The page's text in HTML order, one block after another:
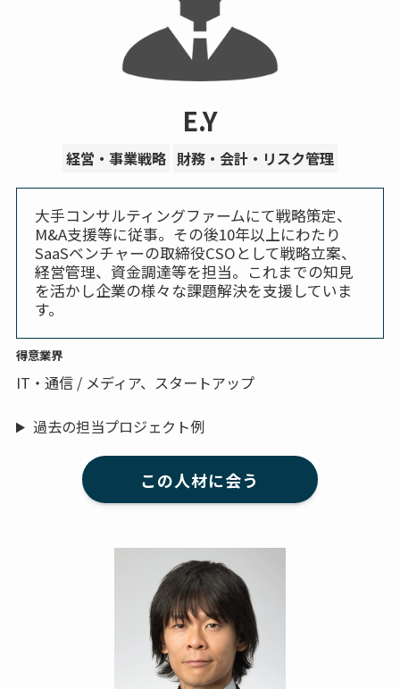
E.Y
経営・事業戦略 財務・会計・リスク管理
大手コンサルティングファームにて戦略策定、
M&A支援等に従事。その後10年以上にわたり
SaaSベンチャーの取締役CSOとして戦略立案、
経営管理、資金調達等を担当。これまでの知見
を活かし企業の様々な課題解決を支援していま
す。
得意業界
IT・通信 / メディア、スタートアップ
過去の担当プロジェクト例
この人材に会う